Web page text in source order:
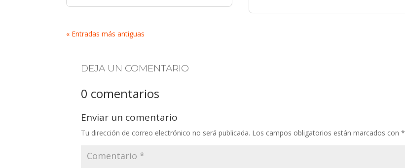
« Entradas más antiguas
DEJA UN COMENTARIO
0 comentarios
Enviar un comentario
Tu dirección de correo electrónico no será publicada. Los campos obligatorios están marcados con*